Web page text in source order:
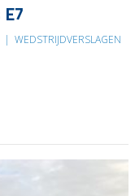
| WEDSTRIJDVERSLAGEN